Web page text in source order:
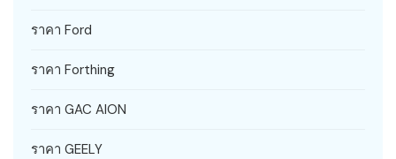
ราคา Ford
ราคา Forthing
ราคา GAC AION
ราคา GEELY